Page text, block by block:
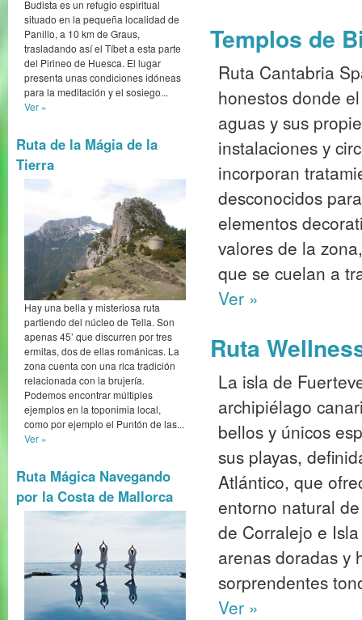
Budista es un refugio espiritual
situado en la pequeña localidad de
Panillo, a 10 km de Graus,
trasladando así el Tíbet a esta parte
del Pirineo de Huesca. El lugar
presenta unas condiciones idóneas
para la meditación y el sosiego...
Ver »
Ruta de la Mágia de la
Tierra
Hay una bella y misteriosa ruta
partiendo del núcleo de Tella. Son
apenas 45’ que discurren por tres
ermitas, dos de ellas románicas. La
zona cuenta con una rica tradición
relacionada con la brujería.
Podemos encontrar múltiples
ejemplos en la toponimia local,
como por ejemplo el Puntón de las...
Ver »
Ruta Mágica Navegando
por la Costa de Mallorca
Templos de
Ruta Cantabria
honestos donde
aguas y sus
instalaciones y
incorporan
desconocidos
elementos
valores de la
que se cuelan a
Ver »
Ruta
La isla de
archipiélago
bellos y únicos
sus playas,
Atlántico, que
entorno natural
de Corralejo e
arenas doradas y
sorprendentes
Ver »